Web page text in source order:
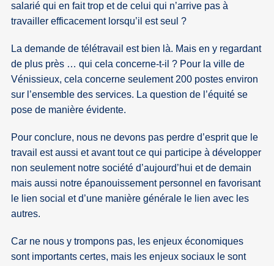
salarié qui en fait trop et de celui qui n’arrive pas à
travailler efficacement lorsqu’il est seul ?
La demande de télétravail est bien là. Mais en y regardant
de plus près … qui cela concerne-t-il ? Pour la ville de
Vénissieux, cela concerne seulement 200 postes environ
sur l’ensemble des services. La question de l’équité se
pose de manière évidente.
Pour conclure, nous ne devons pas perdre d’esprit que le
travail est aussi et avant tout ce qui participe à développer
non seulement notre société d’aujourd’hui et de demain
mais aussi notre épanouissement personnel en favorisant
le lien social et d’une manière générale le lien avec les
autres.
Car ne nous y trompons pas, les enjeux économiques
sont importants certes, mais les enjeux sociaux le sont